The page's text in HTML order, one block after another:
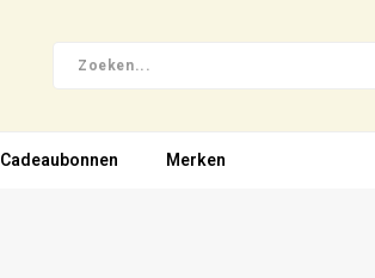
Cadeaubonnen Merken